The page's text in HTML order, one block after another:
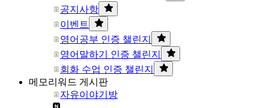
공지사항
이벤트
영어공부 인증 챌린지
영어말하기 인증 챌린지
회화 수업 인증 챌린지
메모리워드 게시판
자유이야기방